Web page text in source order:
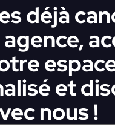
déjà
et
nous !